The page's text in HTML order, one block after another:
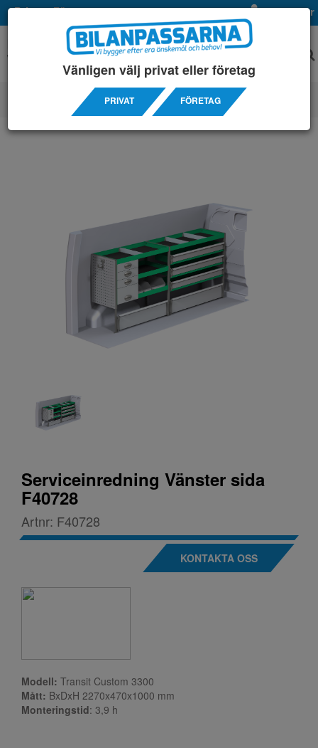
Privat Företag Mina sidor
SERVICEINREDNINGAR/ FORD / CUSTOM 3300
Serviceinredning Vänster sida
F40728
Artnr: F40728
KONTAKTA OSS
Modell: Transit Custom 3300
Mått: BxDxH 2270x470x1000 mm
Monteringstid: 3,9 h
Vänligen välj privat eller företag
PRIVAT FÖRETAG